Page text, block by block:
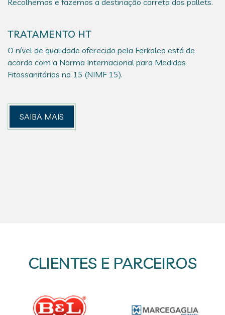
Recolhemos e fazemos a destinação correta dos pallets.
TRATAMENTO HT
O nível de qualidade oferecido pela Ferkaleo está de
acordo com a Norma Internacional para Medidas
Fitossanitárias no 15 (NIMF 15).
SAIBA MAIS
CLIENTES E PARCEIROS